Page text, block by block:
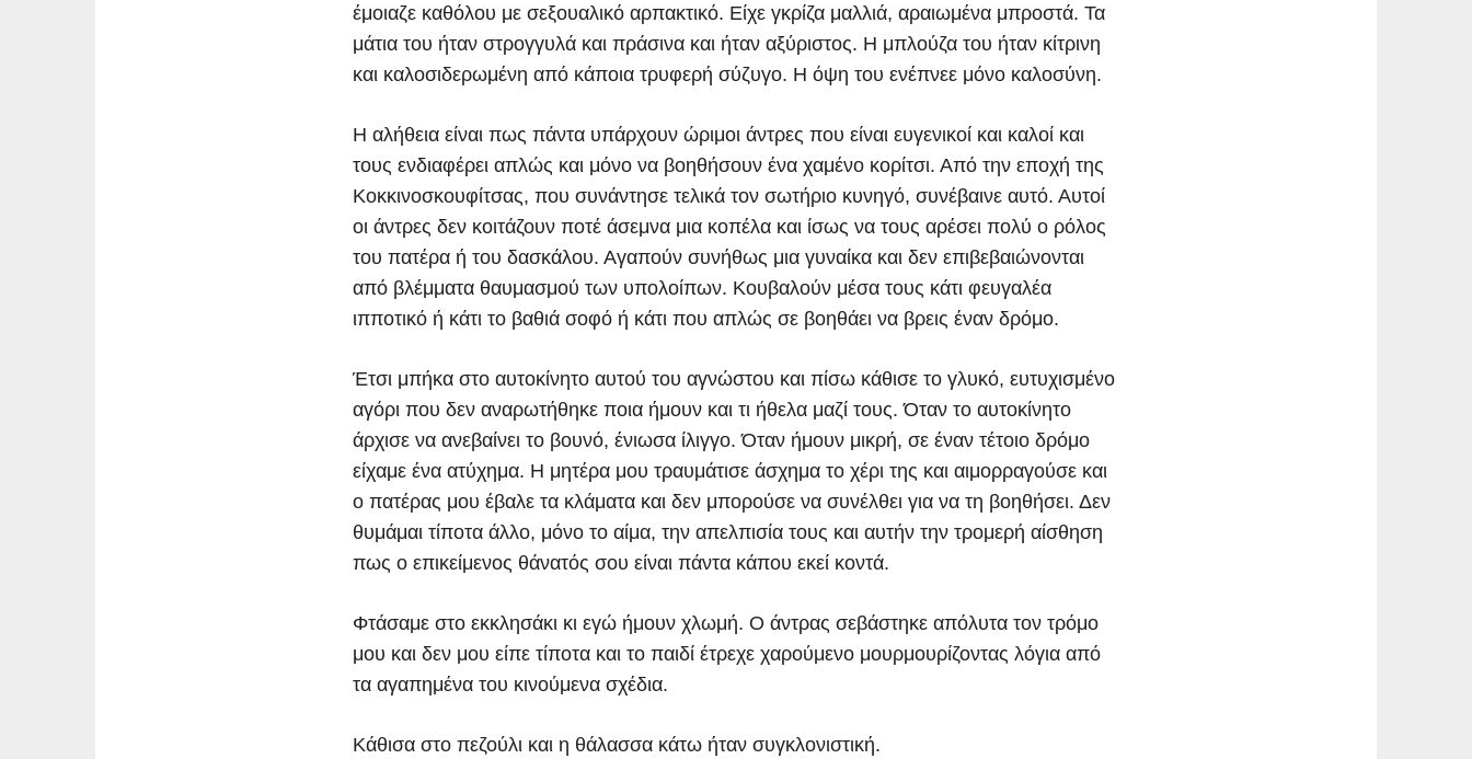
έμοιαζε καθόλου με σεξουαλικό αρπακτικό. Είχε γκρίζα μαλλιά, αραιωμένα μπροστά. Τα
μάτια του ήταν στρογγυλά και πράσινα και ήταν αξύριστος. Η μπλούζα του ήταν κίτρινη
και καλοσιδερωμένη από κάποια τρυφερή σύζυγο. Η όψη του ενέπνεε μόνο καλοσύνη.
Η αλήθεια είναι πως πάντα υπάρχουν ώριμοι άντρες που είναι ευγενικοί και καλοί και
τους ενδιαφέρει απλώς και μόνο να βοηθήσουν ένα χαμένο κορίτσι. Από την εποχή της
Κοκκινοσκουφίτσας, που συνάντησε τελικά τον σωτήριο κυνηγό, συνέβαινε αυτό. Αυτοί
οι άντρες δεν κοιτάζουν ποτέ άσεμνα μια κοπέλα και ίσως να τους αρέσει πολύ ο ρόλος
του πατέρα ή του δασκάλου. Αγαπούν συνήθως μια γυναίκα και δεν επιβεβαιώνονται
από βλέμματα θαυμασμού των υπολοίπων. Κουβαλούν μέσα τους κάτι φευγαλέα
ιπποτικό ή κάτι το βαθιά σοφό ή κάτι που απλώς σε βοηθάει να βρεις έναν δρόμο.
Έτσι μπήκα στο αυτοκίνητο αυτού του αγνώστου και πίσω κάθισε το γλυκό, ευτυχισμένο
αγόρι που δεν αναρωτήθηκε ποια ήμουν και τι ήθελα μαζί τους. Όταν το αυτοκίνητο
άρχισε να ανεβαίνει το βουνό, ένιωσα ίλιγγο. Όταν ήμουν μικρή, σε έναν τέτοιο δρόμο
είχαμε ένα ατύχημα. Η μητέρα μου τραυμάτισε άσχημα το χέρι της και αιμορραγούσε και
ο πατέρας μου έβαλε τα κλάματα και δεν μπορούσε να συνέλθει για να τη βοηθήσει. Δεν
θυμάμαι τίποτα άλλο, μόνο το αίμα, την απελπισία τους και αυτήν την τρομερή αίσθηση
πως ο επικείμενος θάνατός σου είναι πάντα κάπου εκεί κοντά.
Φτάσαμε στο εκκλησάκι κι εγώ ήμουν χλωμή. Ο άντρας σεβάστηκε απόλυτα τον τρόμο
μου και δεν μου είπε τίποτα και το παιδί έτρεχε χαρούμενο μουρμουρίζοντας λόγια από
τα αγαπημένα του κινούμενα σχέδια.
Κάθισα στο πεζούλι και η θάλασσα κάτω ήταν συγκλονιστική.